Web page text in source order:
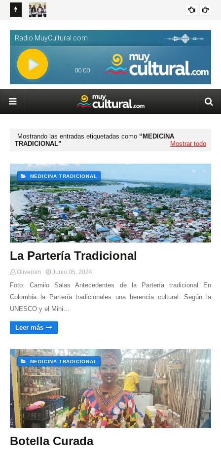
ampliando oportunidades en el Valle del Cauca
TERRITORIO
Mostrando las entradas etiquetadas como
MEDICINA
TRADICIONAL
Mostrar todo
MEDICINA TRADICIONAL
La Partería Tradicional
Oliverom Junio 05, 2024
Foto: Camilo Salas Antecedentes de la Partería tradicional En
Colombia la Partería tradicionales una herencia cultural. Según la
UNESCO y el Mini…
Leer más
MEDICINA TRADICIONAL
Botella Curada